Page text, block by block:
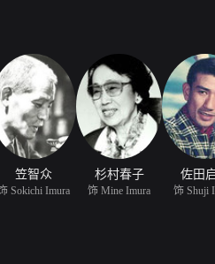
笠智众
Sokichi Imura
杉村春子
饰 Mine Imura
佐田
饰 Shuji